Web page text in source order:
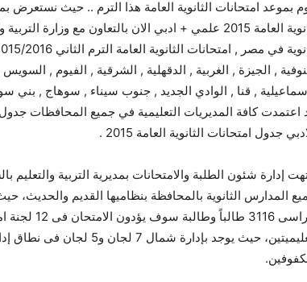
بموعد امتحانات الثانوية العامة هذا الترم .. حيث نستعرض
الثانوية العامة 2015 علمي + ادبي الان بالتعاون مع
, الجيزة , الغربية , الدقهلية , الشرقية , الفيوم ,
, قنا , الوادي الجديد , جنوب سيناء , سوهاج ,
جدول امتحانات الثانوية العامة 2015 .
إدارة شئون الطلبة والامتحانات بمديرية التربية
المدارس الثانوية بالمحافظة بنظاميها القديم والحديث،
الدراسى
التعليميتين، حيث يوجد